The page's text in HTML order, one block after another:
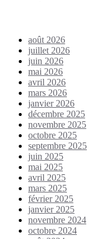
août 2026
juillet 2026
juin 2026
mai 2026
avril 2026
mars 2026
janvier 2026
décembre 2025
novembre 2025
octobre 2025
septembre 2025
juin 2025
mai 2025
avril 2025
mars 2025
février 2025
janvier 2025
novembre 2024
octobre 2024